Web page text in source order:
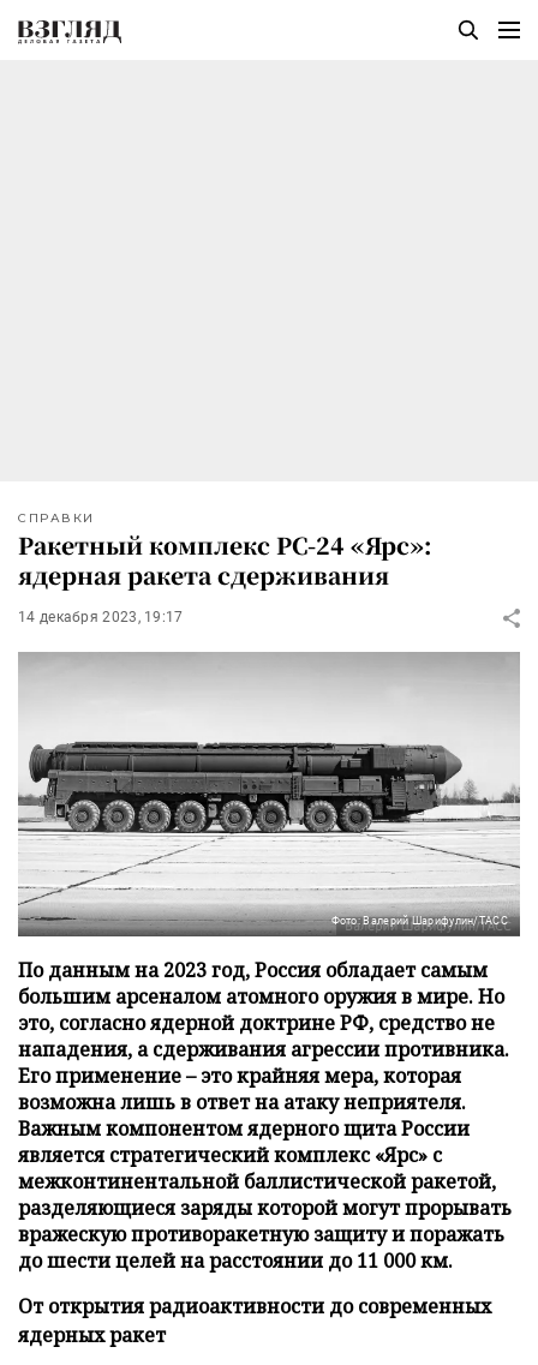
СПРАВКИ
Ракетный комплекс РС-24 «Ярс»:
ядерная ракета сдерживания
14 декабря 2023, 19:17
Фото: Валерий Шарифулин/ТАСС
По данным на 2023 год, Россия обладает самым
большим арсеналом атомного оружия в мире. Но
это, согласно ядерной доктрине РФ, средство не
нападения, а сдерживания агрессии противника.
Его применение – это крайняя мера, которая
возможна лишь в ответ на атаку неприятеля.
Важным компонентом ядерного щита России
является стратегический комплекс «Ярс» с
межконтинентальной баллистической ракетой,
разделяющиеся заряды которой могут прорывать
вражескую противоракетную защиту и поражать
до шести целей на расстоянии до 11 000 км.
От открытия радиоактивности до современных
ядерных ракет